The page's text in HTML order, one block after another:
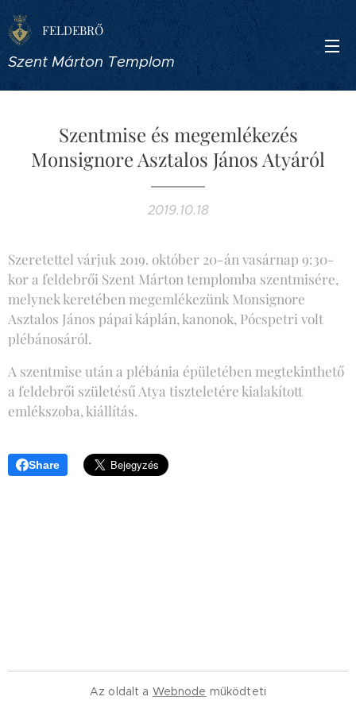
FELDEBRŐ
Szent Márton Templom
Szentmise és megemlékezés
Monsignore Asztalos János Atyáról
2019.10.18
Szeretettel várjuk 2019. október 20-án vasárnap 9:30-
kor a feldebrői Szent Márton templomba szentmisére,
melynek keretében megemlékezünk Monsignore
Asztalos János pápai káplán, kanonok, Pócspetri volt
plébánosáról.
A szentmise után a plébánia épületében megtekinthető
a feldebrői születésű Atya tiszteletére kialakított
emlékszoba, kiállítás.
Share
Az oldalt a Webnode működteti